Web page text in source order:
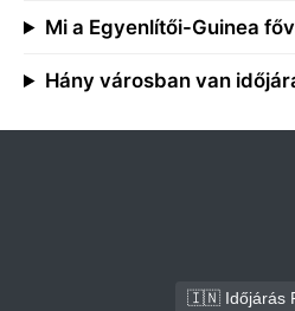
Mi a Egyenlítői-Guinea
Hány városban van
🇮🇳 Időjárás